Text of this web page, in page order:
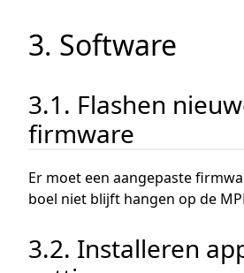
3. Software
3.1. Flashen
firmware
Er moet een aangepaste
boel niet blijft hangen op de
3.2. Installeren